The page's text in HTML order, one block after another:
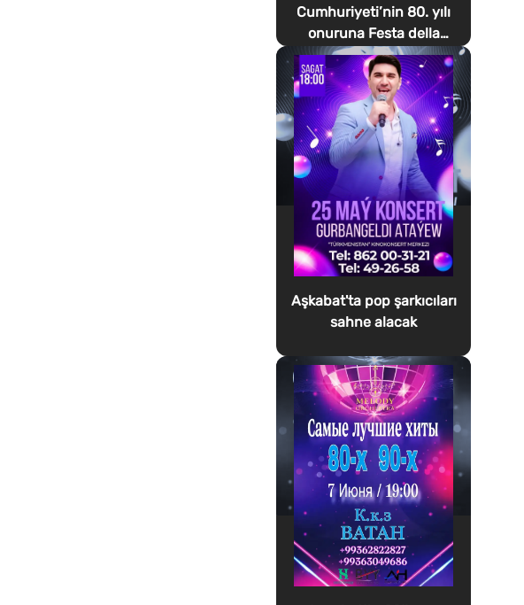
Cumhuriyeti’nin 80. yılı
onuruna Festa della
Musica düzenlenecek
Aşkabat'ta pop şarkıcıları
sahne alacak